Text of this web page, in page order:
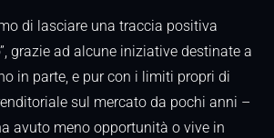
di lasciare una traccia positiva
grazie ad alcune iniziative destinate a
in parte, e pur con i limiti propri di
sul mercato da pochi anni –
avuto meno opportunità o vive in